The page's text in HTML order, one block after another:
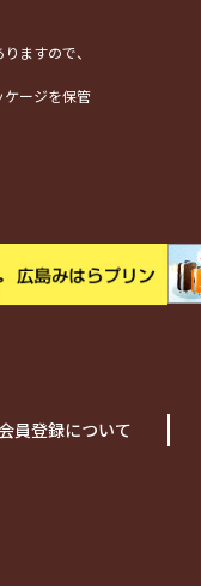
ますので、
ージを保管
員登録について